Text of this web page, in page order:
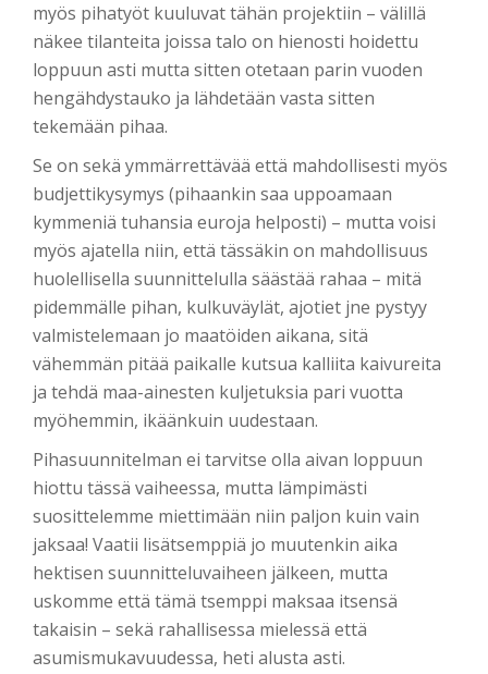
myös pihatyöt kuuluvat tähän projektiin – välillä
näkee tilanteita joissa talo on hienosti hoidettu
loppuun asti mutta sitten otetaan parin vuoden
hengähdystauko ja lähdetään vasta sitten
tekemään pihaa.
Se on sekä ymmärrettävää että mahdollisesti myös
budjettikysymys (pihaankin saa uppoamaan
kymmeniä tuhansia euroja helposti) – mutta voisi
myös ajatella niin, että tässäkin on mahdollisuus
huolellisella suunnittelulla säästää rahaa – mitä
pidemmälle pihan, kulkuväylät, ajotiet jne pystyy
valmistelemaan jo maatöiden aikana, sitä
vähemmän pitää paikalle kutsua kalliita kaivureita
ja tehdä maa-ainesten kuljetuksia pari vuotta
myöhemmin, ikäänkuin uudestaan.
Pihasuunnitelman ei tarvitse olla aivan loppuun
hiottu tässä vaiheessa, mutta lämpimästi
suosittelemme miettimään niin paljon kuin vain
jaksaa! Vaatii lisätsemppiä jo muutenkin aika
hektisen suunnitteluvaiheen jälkeen, mutta
uskomme että tämä tsemppi maksaa itsensä
takaisin – sekä rahallisessa mielessä että
asumismukavuudessa, heti alusta asti.